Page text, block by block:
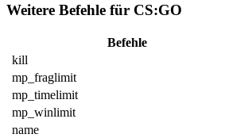
Weitere Befehle für CS:GO
Befehle
kill
mp_fraglimit
mp_timelimit
mp_winlimit
name